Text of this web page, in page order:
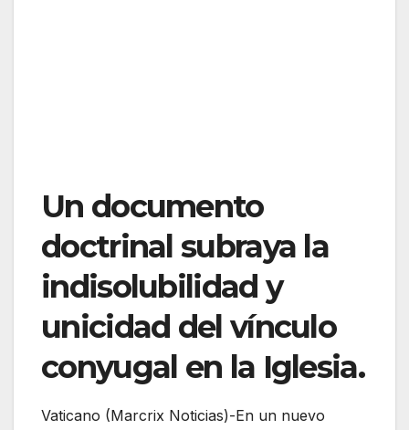
Un documento
doctrinal subraya la
indisolubilidad y
unicidad del vínculo
conyugal en la Iglesia.
Vaticano (Marcrix Noticias)-En un nuevo